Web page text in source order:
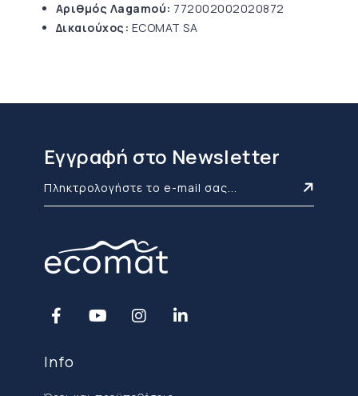
Αριθμός Λagamoύ: 772002002020872
Δικαιούχος: ECOMAT SA
Εγγραφή στο Newsletter
Info